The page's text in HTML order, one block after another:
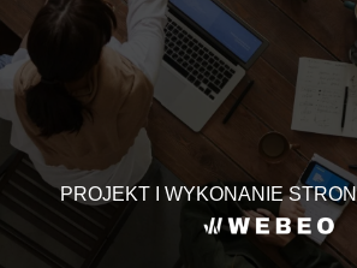
PROJEKT I WYKONANIE